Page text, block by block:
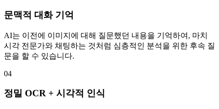
문맥적 대화 기억
AI는 이전에 이미지에 대해 질문했던 내용을 기억하여, 마치
시각 전문가와 채팅하는 것처럼 심층적인 분석을 위한 후속 질
문을 할 수 있습니다.
04
정밀 OCR + 시각적 인식